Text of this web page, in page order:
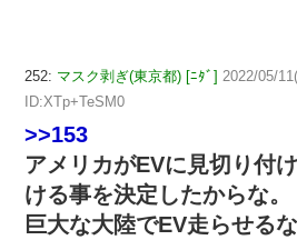
252: マスク剥ぎ(東京都) [ﾆﾀﾞ] 2022/05/
ID:XTp+TeSM0
>>153
アメリカがEVに見切り付
ける事を決定したからな。
巨大な大陸でEV走らせる